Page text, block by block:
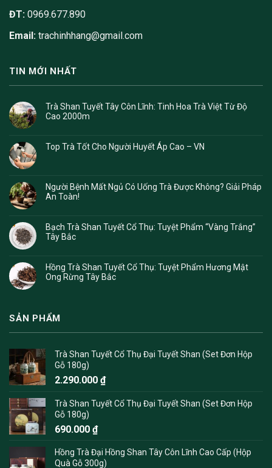
ĐT: 0969.677.890
Email: trachinhhang@gmail.com
TIN MỚI NHẤT
Trà Shan Tuyết Tây Côn Lĩnh: Tinh Hoa Trà Việt Từ Độ
Cao 2000m
Top Trà Tốt Cho Người Huyết Áp Cao – VN
Người Bệnh Mất Ngủ Có Uống Trà Được Không? Giải Pháp
An Toàn!
Bạch Trà Shan Tuyết Cổ Thụ: Tuyệt Phẩm “Vàng Trắng”
Tây Bắc
Hồng Trà Shan Tuyết Cổ Thụ: Tuyệt Phẩm Hương Mật
Ong Rừng Tây Bắc
SẢN PHẨM
Trà Shan Tuyết Cổ Thụ Đại Tuyết Shan (Set Đơn Hộp
Gỗ 180g)
2.290.000 ₫
Trà Shan Tuyết Cổ Thụ Đại Tuyết Shan (Set Đơn Hộp
Gỗ 180g)
690.000 ₫
Hồng Trà Đại Hồng Shan Tây Côn Lĩnh Cao Cấp (Hộp
Quà Gỗ 300g)